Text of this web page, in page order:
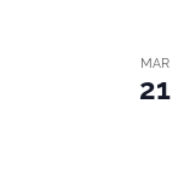
MAR
21